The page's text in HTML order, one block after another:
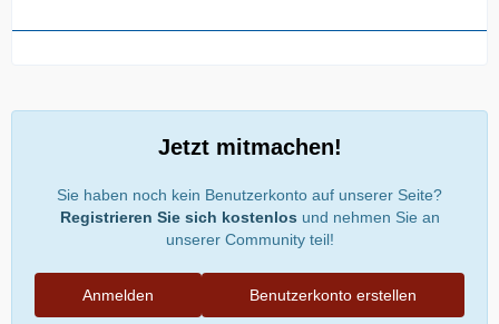
Jetzt mitmachen!
Sie haben noch kein Benutzerkonto auf unserer Seite?
Registrieren Sie sich kostenlos und nehmen Sie an
unserer Community teil!
Benutzerkonto erstellen
Anmelden